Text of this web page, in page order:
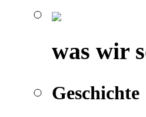
was wir
Geschichte